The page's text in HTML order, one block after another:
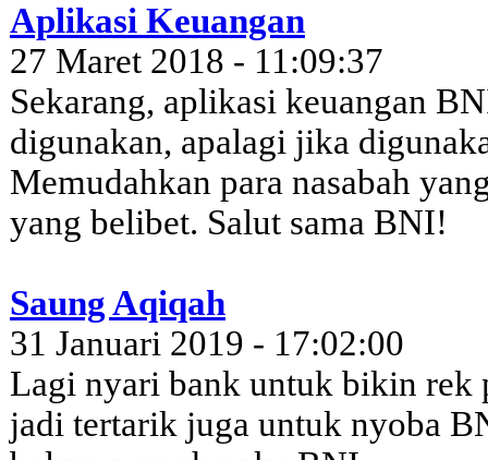
Aplikasi Keuangan
27 Maret 2018 - 11:09:37
Sekarang, aplikasi keuangan
digunakan, apalagi jika
Memudahkan para nasabah
yang belibet. Salut sama BNI!
Saung Aqiqah
31 Januari 2019 - 17:02:00
Lagi nyari bank untuk bikin rek
jadi tertarik juga untuk nyoba